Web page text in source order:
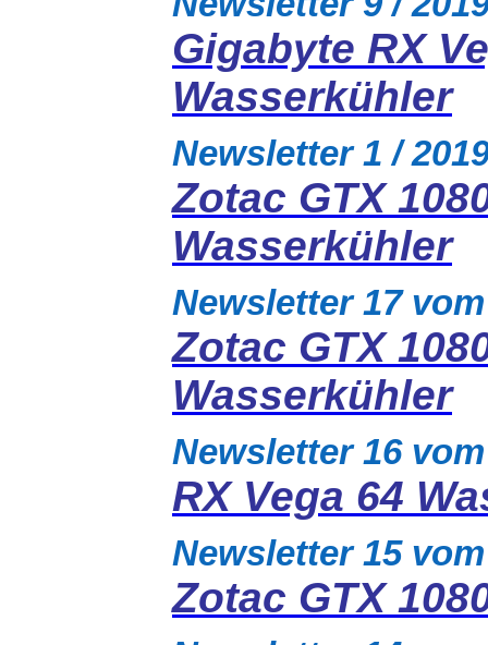
Gigabyte RX
Wasserkühler
Newsletter 1 /
Zotac GTX
Wasserkühler
Newsletter 17
Zotac GTX
Wasserkühler
Newsletter 16
RX Vega 64
Newsletter 15
Zotac GTX